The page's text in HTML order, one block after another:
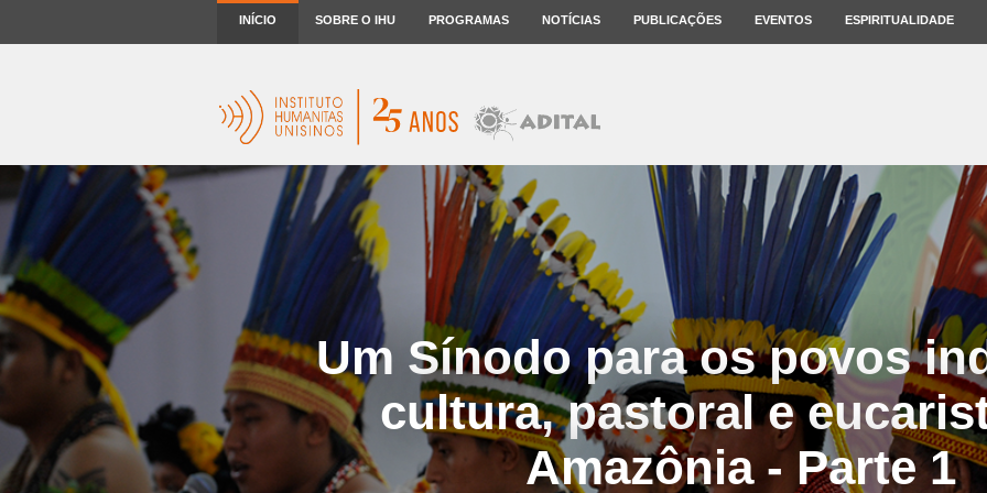
INÍCIO SOBRE O IHU PROGRAMAS NOTÍCIAS PUBLICAÇÕES EVENTOS ESPIRITUALIDADE
Um Sínodo para os povos
cultura, pastoral e
Amazônia - Parte 1